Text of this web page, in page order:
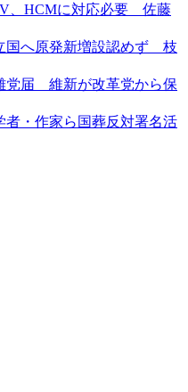
、HCMに対応必要 佐藤
国へ原発新増設認めず 枝
党届 維新が改革党から保
者・作家ら国葬反対署名活